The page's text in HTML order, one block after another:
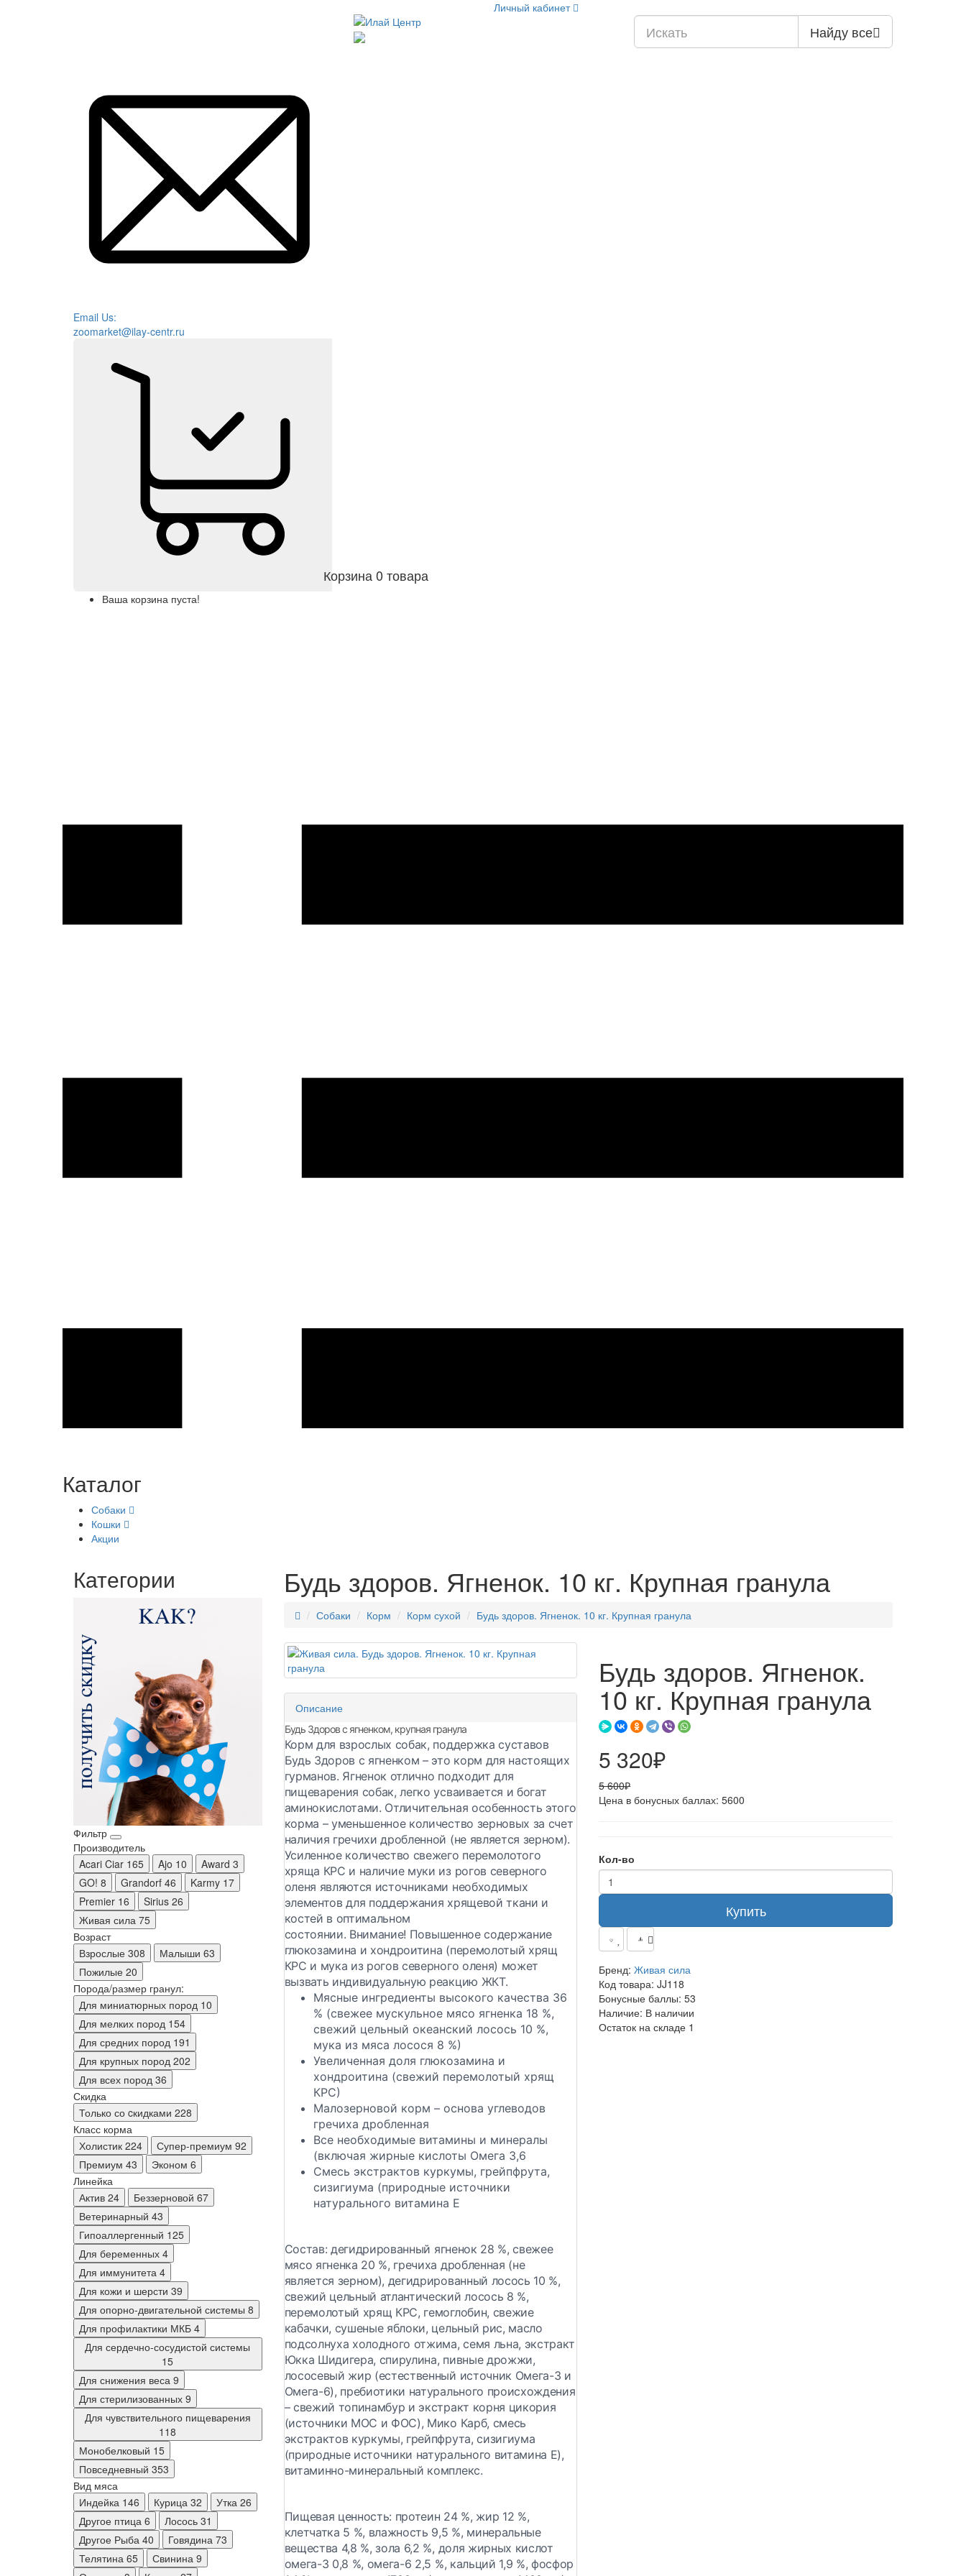
Личный кабинет
Найду все
Email Us:
zoomarket@ilay-centr.ru
Корзина 0 товара
Ваша корзина пуста!
Каталог
Собаки
Кошки
Акции
Категории
Фильтр
Производитель
Acari Ciar 165 Ajo 10 Award 3
GO! 8 Grandorf 46 Karmy 17
Premier 16 Sirius 26
Живая сила 75
Возраст
Взрослые 308 Малыши 63
Пожилые 20
Порода/размер гранул:
Для миниатюрных пород 10
Для мелких пород 154
Для средних пород 191
Для крупных пород 202
Для всех пород 36
Скидка
Только со cкидками 228
Класс корма
Холистик 224 Супер-премиум 92
Премиум 43 Эконом 6
Линейка
Актив 24 Беззерновой 67
Ветеринарный 43
Гипоаллергенный 125
Для беременных 4
Для иммунитета 4
Для кожи и шерсти 39
Для опорно-двигательной системы 8
Для профилактики МКБ 4
Для сердечно-сосудистой системы
15
Для снижения веса 9
Для стерилизованных 9
Для чувствительного пищеварения
118
Монобелковый 15
Повседневный 353
Вид мяса
Индейка 146 Курица 32 Утка 26
Другое птица 6 Лосось 31
Другое Рыба 40 Говядина 73
Телятина 65 Свинина 9
Будь здоров. Ягненок. 10 кг. Крупная гранула
Собаки Корм Корм сухой Будь здоров. Ягненок. 10 кг. Крупная гранула
Описание
Будь Здоров с ягненком, крупная гранула
Корм для взрослых собак, поддержка суставов
Будь Здоров с ягненком – это корм для настоящих
гурманов. Ягненок отлично подходит для
пищеварения собак, легко усваивается и богат
аминокислотами. Отличительная особенность этого
корма – уменьшенное количество зерновых за счет
наличия гречихи дробленной (не является зерном).
Усиленное количество свежего перемолотого
хряща КРС и наличие муки из рогов северного
оленя являются источниками необходимых
элементов для поддержания хрящевой ткани и
костей в оптимальном
состоянии. Внимание! Повышенное содержание
глюкозамина и хондроитина (перемолотый хрящ
КРС и мука из рогов северного оленя) может
вызвать индивидуальную реакцию ЖКТ.
Мясные ингредиенты высокого качества 36
% (свежее мускульное мясо ягненка 18 %,
свежий цельный океанский лосось 10 %,
мука из мяса лосося 8 %)
Увеличенная доля глюкозамина и
хондроитина (свежий перемолотый хрящ
КРС)
Малозерновой корм – основа углеводов
гречиха дробленная
Все необходимые витамины и минералы
(включая жирные кислоты Омега 3,6
Смесь экстрактов куркумы, грейпфрута,
сизигиума (природные источники
натурального витамина E
Состав: дегидрированный ягненок 28 %, свежее
мясо ягненка 20 %, гречиха дробленная (не
является зерном), дегидрированный лосось 10 %,
свежий цельный атлантический лосось 8 %,
перемолотый хрящ КРС, гемоглобин, свежие
кабачки, сушеные яблоки, цельный рис, масло
подсолнуха холодного отжима, семя льна, экстракт
Юкка Шидигера, спирулина, пивные дрожжи,
лососевый жир (естественный источник Омега-3 и
Омега-6), пребиотики натурального происхождения
– свежий топинамбур и экстракт корня цикория
(источники МОС и ФОС), Мико Карб, смесь
экстрактов куркумы, грейпфрута, сизигиума
(природные источники натурального витамина E),
витаминно-минеральный комплекс.
Пищевая ценность: протеин 24 %, жир 12 %,
клетчатка 5 %, влажность 9,5 %, минеральные
вещества 4,8 %, зола 6,2 %, доля жирных кислот
омега-3 0,8 %, омега-6 2,5 %, кальций 1,9 %, фосфор
Будь здоров. Ягненок.
10 кг. Крупная гранула
5 320₽
5 600₽
Цена в бонусных баллах: 5600
Кол-во
Купить
Бренд: Живая сила
Код товара: JJ118
Бонусные баллы: 53
Наличие: В наличии
Остаток на складе 1